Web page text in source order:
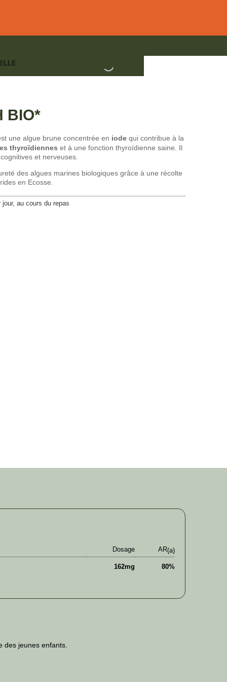
BIO*
une algue brune concentrée en iodequi contribue à la
thyroïdiennes et à une fonction thyroïdienne saine. Il
et nerveuses.
des algues marines biologiques grâce à une récolte
en Ecosse.
au cours du repas
Dosage AR(a)
162mg 80%
des jeunes enfants.